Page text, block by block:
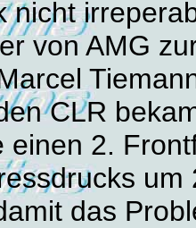
nicht
von AMG
CLR
einen 2.
das